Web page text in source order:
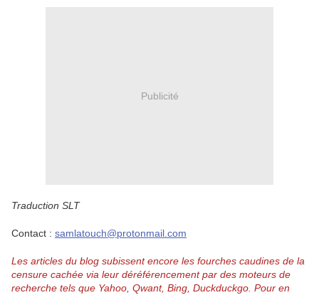
Publicité
Traduction SLT
Contact : samlatouch@protonmail.com
Les articles du blog subissent encore les fourches caudines de la
censure cachée via leur déréférencement par des moteurs de
recherche tels que Yahoo, Qwant, Bing, Duckduckgo. Pour en